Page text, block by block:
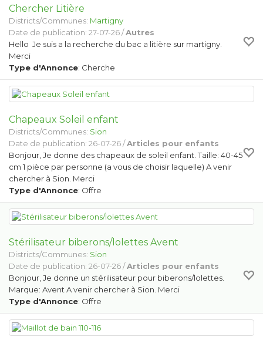
Chercher Litière
Districts/Communes: Martigny
Date de publication: 27-07-26 /Autres
Hello Je suis a la recherche du bac a litière sur martigny.
Merci
Type d'Annonce: Cherche
Chapeaux Soleil enfant
Districts/Communes: Sion
Date de publication: 26-07-26 /Articles pour enfants
Bonjour, Je donne des chapeaux de soleil enfant. Taille: 40-45
cm 1 pièce par personne (a vous de choisir laquelle) A venir
chercher à Sion. Merci
Type d'Annonce: Offre
Stérilisateur biberons/lolettes Avent
Districts/Communes: Sion
Date de publication: 26-07-26 /Articles pour enfants
Bonjour, Je donne un stérilisateur pour biberons/lolettes.
Marque: Avent A venir chercher à Sion. Merci
Type d'Annonce: Offre